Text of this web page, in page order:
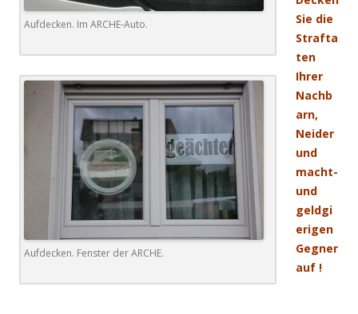
Aufdecken. Im ARCHE-Auto.
Aufdecken. Fenster der ARCHE.
Sie die
Strafta
ten
Ihrer
Nachb
arn,
Neider
und
macht-
und
geldgi
erigen
Gegner
auf !